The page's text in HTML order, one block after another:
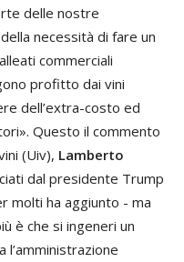
delle nostre
necessità di fare un
commerciali
profitto dai vini
dell’extra-costo ed
Questo il commento
(Uiv), Lamberto
dal presidente Trump
molti ha aggiunto - ma
è che si ingeneri un
l’amministrazione